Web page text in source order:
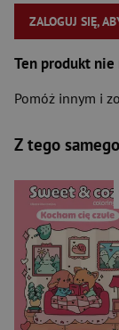
ZALOGUJ SIĘ,
Ten produkt nie
Pomóż innym i
Z tego